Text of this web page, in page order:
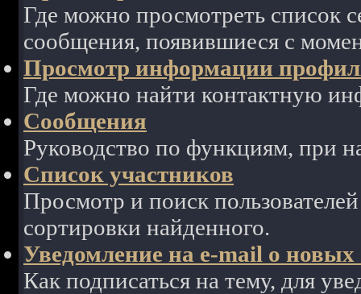
Где можно просмотреть список
сообщения, появившиеся с
Просмотр информации
Где можно найти контактную
Сообщения
Руководство по функциям, при
Список участников
Просмотр и поиск
сортировки найденного.
Уведомление на e-mail о
Как подписаться на тему, для